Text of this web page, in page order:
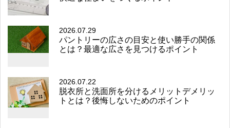
2026.07.29
パントリーの広さの目安と使い勝手の関係
とは？最適な広さを見つけるポイント
2026.07.22
脱衣所と洗面所を分けるメリットデメリッ
トとは？後悔しないためのポイント